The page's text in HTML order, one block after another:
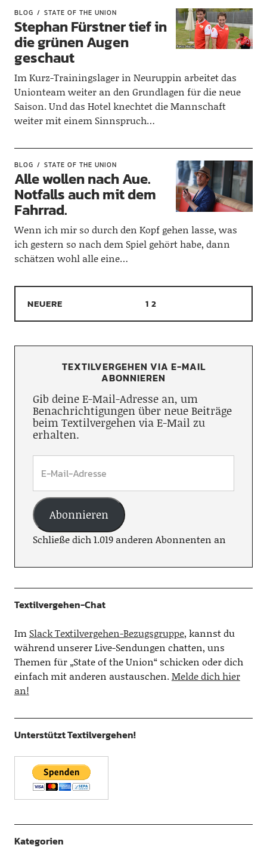
BLOG STATE OF THE UNION
Stephan Fürstner tief in
die grünen Augen
geschaut
Im Kurz-Trainingslager in Neuruppin arbeitet das
Unionteam weiter an den Grundlagen für die neue
Saison. Und das Hotel knechtet die Mannschaft
weiter mit einem Sinnspruch…
BLOG STATE OF THE UNION
Alle wollen nach Aue.
Notfalls auch mit dem
Fahrrad.
Wenn ich mir so durch den Kopf gehen lasse, was
ich gestern so nach dem Spiel gehört habe, dann
schätzen wohl alle eine…
NEUERE 1 2
TEXTILVERGEHEN VIA E-MAIL
ABONNIEREN
Gib deine E-Mail-Adresse an, um
Benachrichtigungen über neue Beiträge
beim Textilvergehen via E-Mail zu
erhalten.
Abonnieren
Schließe dich 1.019 anderen Abonnenten an
Textilvergehen-Chat
Im Slack Textilvergehen-Bezugsgruppe, kannst du
während unserer Live-Sendungen chatten, uns
Themen für „State of the Union“ schicken oder dich
einfach mit anderen austauschen.Melde dich hier
an!
Unterstützt Textilvergehen!
Kategorien